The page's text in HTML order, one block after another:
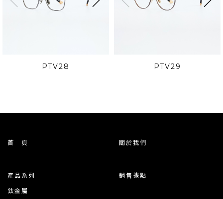
PTV28 PTV29
首 頁 關於我們
產品系列
鈦金屬
銷售據點